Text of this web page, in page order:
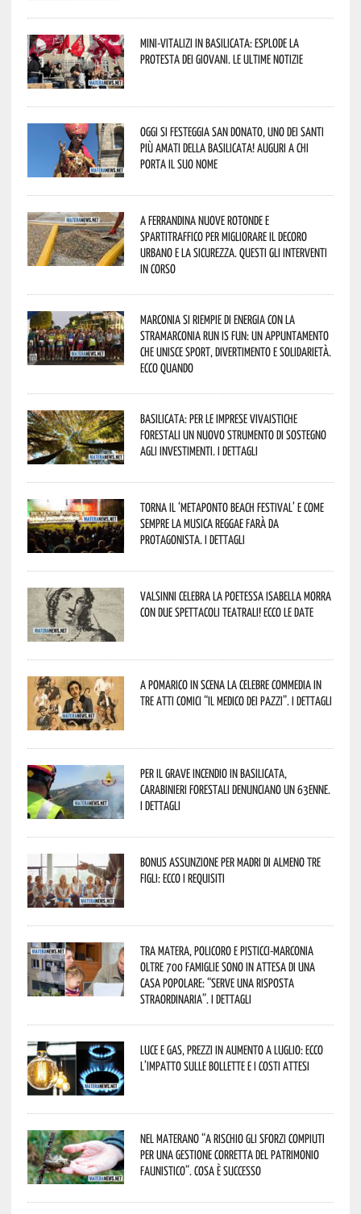
Mini-vitalizi in Basilicata: esplode la
protesta dei giovani. Le ultime notizie
Oggi si festeggia San Donato, uno dei Santi
più amati della Basilicata! Auguri a chi
porta il suo nome
A Ferrandina nuove rotonde e
spartitraffico per migliorare il decoro
urbano e la sicurezza. Questi gli interventi
in corso
Marconia si riempie di energia con la
StraMarconia Run is Fun: un appuntamento
che unisce sport, divertimento e solidarietà.
Ecco quando
Basilicata: per le imprese vivaistiche
forestali un nuovo strumento di sostegno
agli investimenti. I dettagli
Torna il ‘Metaponto beach festival’ e come
sempre la musica reggae farà da
protagonista. I dettagli
Valsinni celebra la poetessa Isabella Morra
con due spettacoli teatrali! Ecco le date
A Pomarico in scena la celebre commedia in
tre atti comici “Il medico dei pazzi”. I dettagli
Per il grave incendio in Basilicata,
Carabinieri forestali denunciano un 63enne.
I dettagli
Bonus assunzione per madri di almeno tre
figli: ecco i requisiti
Tra Matera, Policoro e Pisticci-Marconia
oltre 700 famiglie sono in attesa di una
casa popolare: “serve una risposta
straordinaria”. I dettagli
Luce e gas, prezzi in aumento a luglio: ecco
l’impatto sulle bollette e i costi attesi
Nel materano “a rischio gli sforzi compiuti
per una gestione corretta del patrimonio
faunistico”. Cosa è successo